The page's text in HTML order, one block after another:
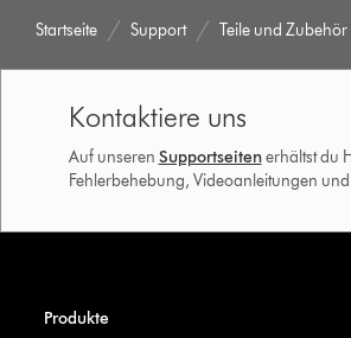
Startseite Support Teile und Zubehör
Kontaktiere uns
Auf unseren Supportseiten erhältst du
Fehlerbehebung, Videoanleitungen
Produkte